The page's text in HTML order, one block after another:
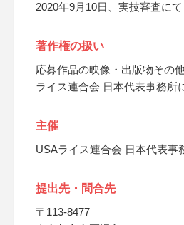
2020年9月10日、実技審査にて
著作権の扱い
応募作品の映像・出版物その
ライス連合会 日本代表事務所
主催
USAライス連合会 日本代表事
提出先・問合先
〒113-8477